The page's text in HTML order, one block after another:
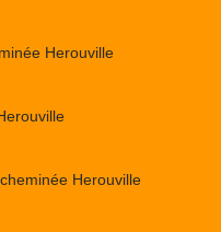
Herouville
Herouville